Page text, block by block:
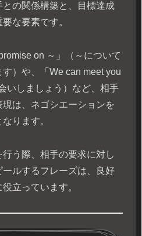
との関係構築と、目標達成
な要素です。
on ～」（～について
）や、「We can meet you
いしましょう）など、相手
は、ネゴシエーションを
ります。
う際、相手の要求に対し
ルするフレーズは、良好
立っています。